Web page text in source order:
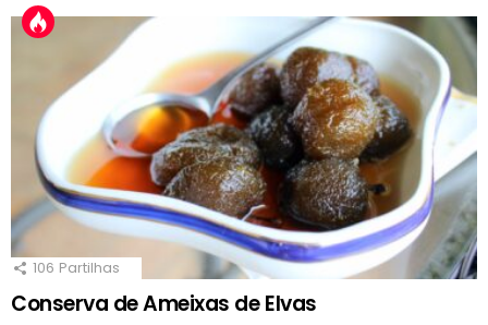
106 Partilhas
Conserva de Ameixas de Elvas